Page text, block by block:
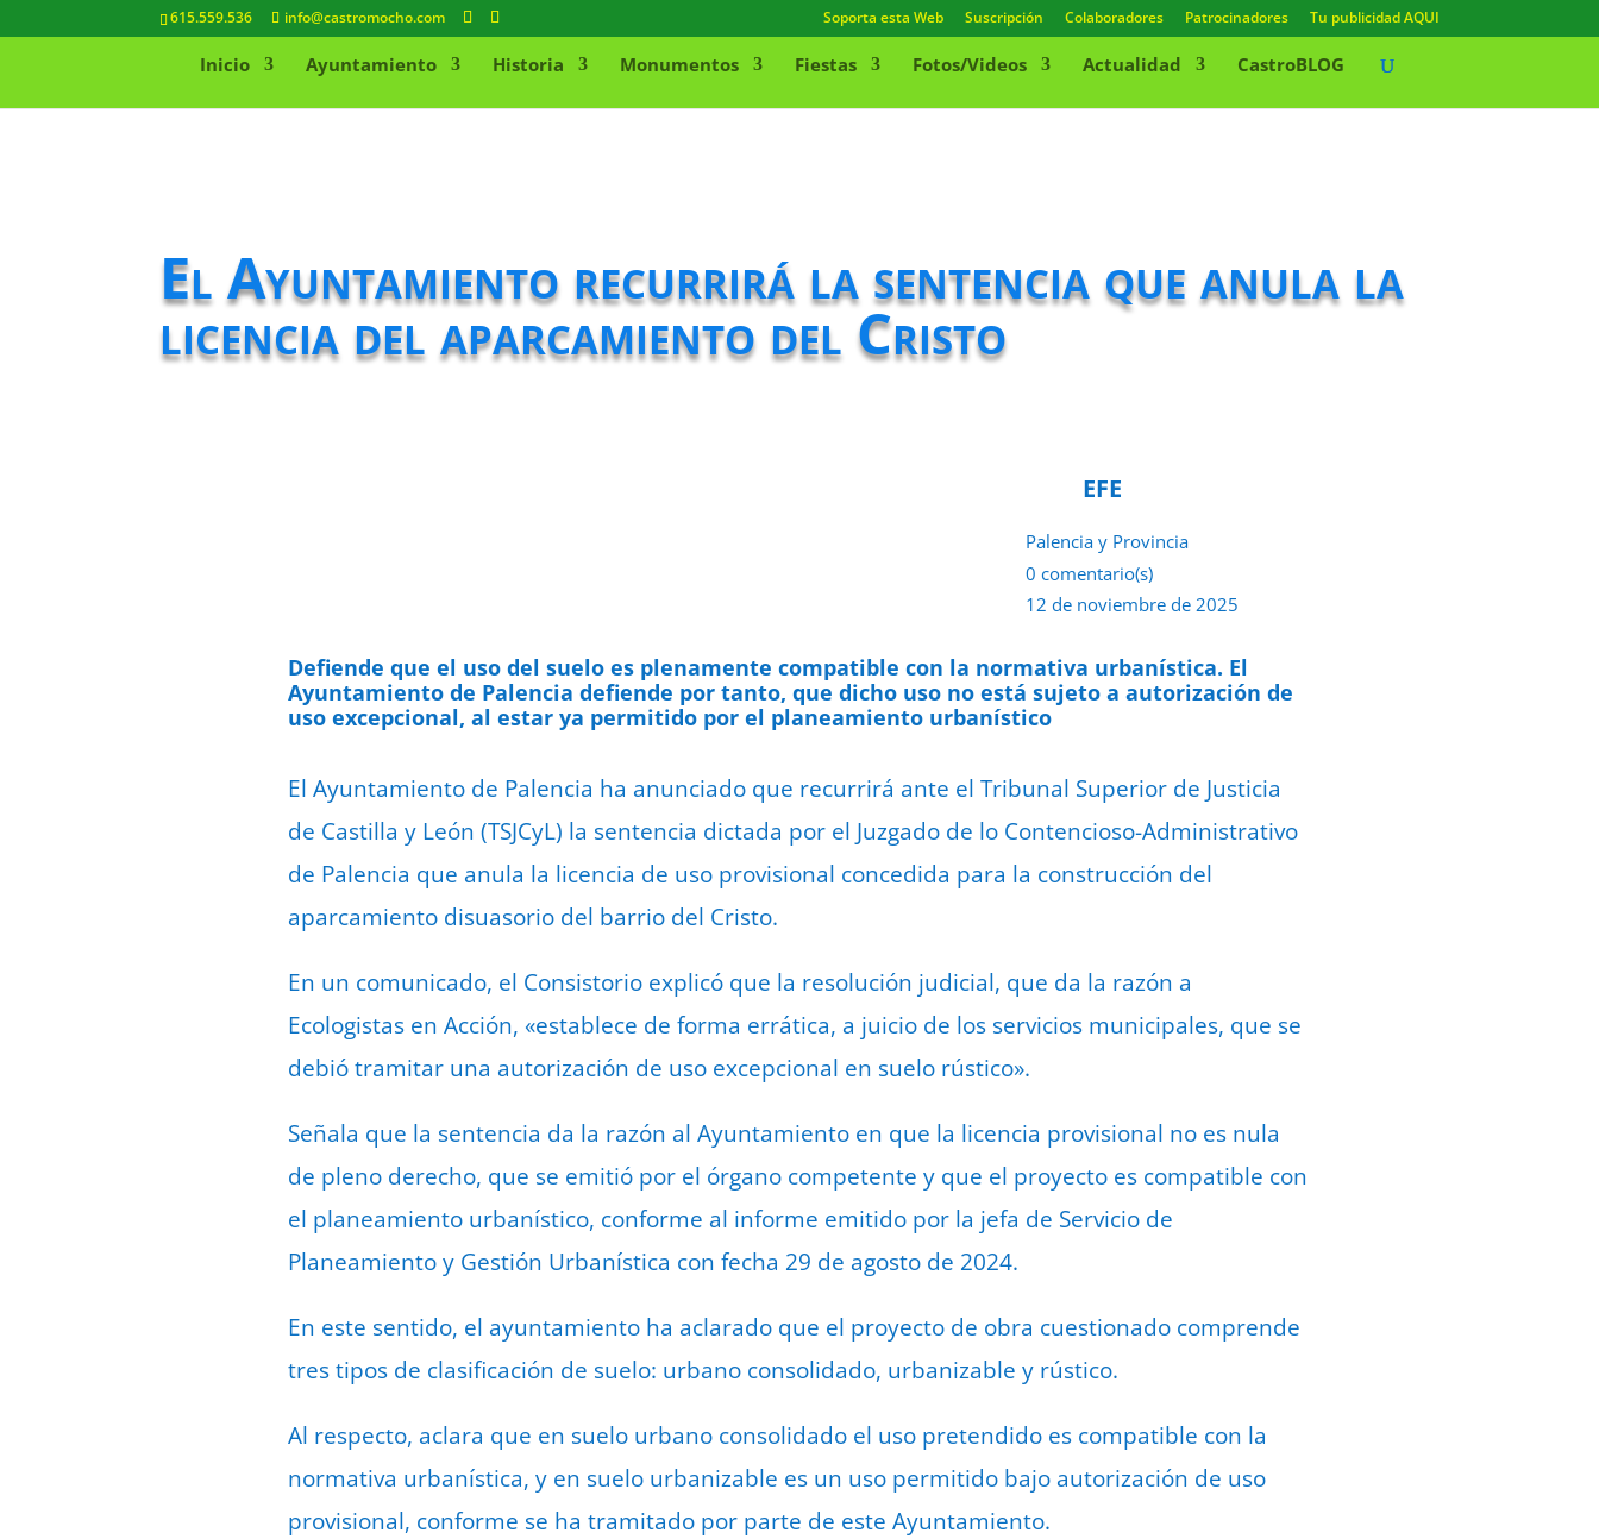
615.559.536 info@castromocho.com Soporta esta Web Suscripción Colaboradores Patrocinadores Tu publicidad AQUI
Inicio Ayuntamiento Historia Monumentos Fiestas Fotos/Videos Actualidad CastroBLOG
El Ayuntamiento recurrirá la sentencia que anula la
licencia del aparcamiento del Cristo
EFE
Palencia y Provincia
0 comentario(s)
12 de noviembre de 2025
Defiende que el uso del suelo es plenamente compatible con la normativa urbanística. El
Ayuntamiento de Palencia defiende por tanto, que dicho uso no está sujeto a autorización de
uso excepcional, al estar ya permitido por el planeamiento urbanístico
El Ayuntamiento de Palencia ha anunciado que recurrirá ante el Tribunal Superior de Justicia
de Castilla y León (TSJCyL) la sentencia dictada por el Juzgado de lo Contencioso-Administrativo
de Palencia que anula la licencia de uso provisional concedida para la construcción del
aparcamiento disuasorio del barrio del Cristo.
En un comunicado, el Consistorio explicó que la resolución judicial, que da la razón a
Ecologistas en Acción, «establece de forma errática, a juicio de los servicios municipales, que se
debió tramitar una autorización de uso excepcional en suelo rústico».
Señala que la sentencia da la razón al Ayuntamiento en que la licencia provisional no es nula
de pleno derecho, que se emitió por el órgano competente y que el proyecto es compatible con
el planeamiento urbanístico, conforme al informe emitido por la jefa de Servicio de
Planeamiento y Gestión Urbanística con fecha 29 de agosto de 2024.
En este sentido, el ayuntamiento ha aclarado que el proyecto de obra cuestionado comprende
tres tipos de clasificación de suelo: urbano consolidado, urbanizable y rústico.
Al respecto, aclara que en suelo urbano consolidado el uso pretendido es compatible con la
normativa urbanística, y en suelo urbanizable es un uso permitido bajo autorización de uso
provisional, conforme se ha tramitado por parte de este Ayuntamiento.